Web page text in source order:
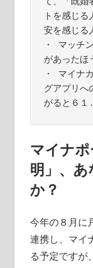
トを感じ
安を感じる
・ マッチ
があったほ
・ マイナ
グアプリへ
がると６１
マイナ
明」、
か？
今年の８月に
連携し、マイ
る予定ですが